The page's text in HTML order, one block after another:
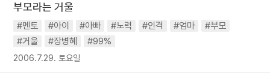
#독서
#건강 #면역력
부모라는 거울
#멘토 #아이 #아빠 #노력 #인격 #엄마
#부모
#거울
#장병혜 #99%
2006.7.29. 토요일